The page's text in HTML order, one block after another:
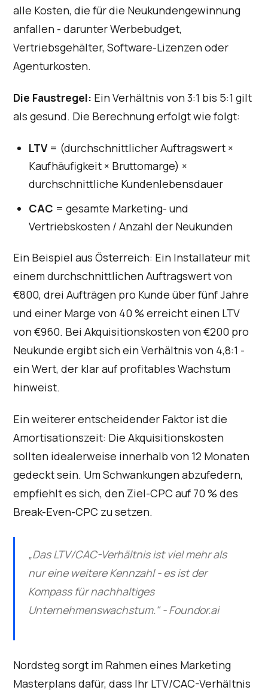
alle Kosten, die für die Neukundengewinnung
anfallen - darunter Werbebudget,
Vertriebsgehälter, Software-Lizenzen oder
Agenturkosten.
Die Faustregel: Ein Verhältnis von 3:1 bis 5:1 gilt
als gesund. Die Berechnung erfolgt wie folgt:
LTV = (durchschnittlicher Auftragswert ×
Kaufhäufigkeit × Bruttomarge) ×
durchschnittliche Kundenlebensdauer
CAC = gesamte Marketing- und
Vertriebskosten / Anzahl der Neukunden
Ein Beispiel aus Österreich: Ein Installateur mit
einem durchschnittlichen Auftragswert von
€800, drei Aufträgen pro Kunde über fünf Jahre
und einer Marge von 40 % erreicht einen LTV
von €960. Bei Akquisitionskosten von €200 pro
Neukunde ergibt sich ein Verhältnis von 4,8:1 -
ein Wert, der klar auf profitables Wachstum
hinweist.
Ein weiterer entscheidender Faktor ist die
Amortisationszeit: Die Akquisitionskosten
sollten idealerweise innerhalb von 12 Monaten
gedeckt sein. Um Schwankungen abzufedern,
empfiehlt es sich, den Ziel-CPC auf 70 % des
Break-Even-CPC zu setzen.
„Das LTV/CAC-Verhältnis ist viel mehr als
nur eine weitere Kennzahl - es ist der
Kompass für nachhaltiges
Unternehmenswachstum." - Foundor.ai
Nordsteg sorgt im Rahmen eines Marketing
Masterplans dafür, dass Ihr LTV/CAC-Verhältnis